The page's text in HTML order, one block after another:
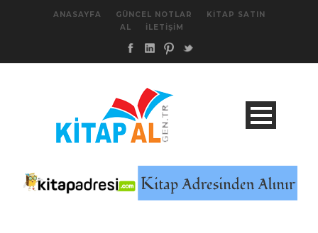
ANASAYFA GÜNCEL NOTLAR
KITAP SATIN
AL
İLETIŞIM